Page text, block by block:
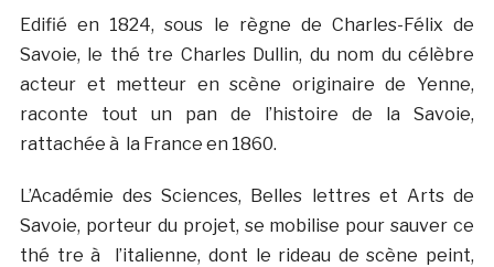
Edifié en 1824, sous le règne de Charles-Félix de
Savoie, le thé tre Charles Dullin, du nom du célèbre
acteur et metteur en scène originaire de Yenne,
raconte tout un pan de l’histoire de la Savoie,
rattachée à la France en 1860.
L’Académie des Sciences, Belles lettres et Arts de
Savoie, porteur du projet, se mobilise pour sauver ce
thé tre à l’italienne, dont le rideau de scène peint,